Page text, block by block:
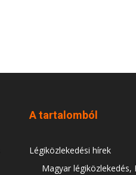
A tartalomból
Légiközlekedési hírek
Magyar légiközlekedés,